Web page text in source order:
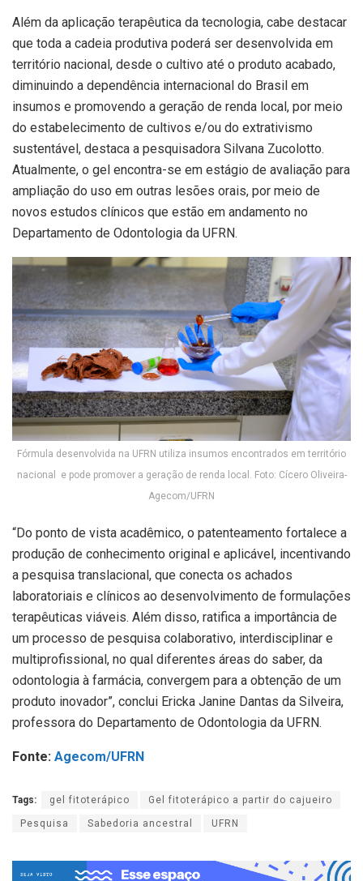
Além da aplicação terapêutica da tecnologia, cabe destacar
que toda a cadeia produtiva poderá ser desenvolvida em
território nacional, desde o cultivo até o produto acabado,
diminuindo a dependência internacional do Brasil em
insumos e promovendo a geração de renda local, por meio
do estabelecimento de cultivos e/ou do extrativismo
sustentável, destaca a pesquisadora Silvana Zucolotto.
Atualmente, o gel encontra-se em estágio de avaliação para
ampliação do uso em outras lesões orais, por meio de
novos estudos clínicos que estão em andamento no
Departamento de Odontologia da UFRN.
Fórmula desenvolvida na UFRN utiliza insumos encontrados em território
nacional e pode promover a geração de renda local. Foto: Cícero Oliveira-
Agecom/UFRN
“Do ponto de vista acadêmico, o patenteamento fortalece a
produção de conhecimento original e aplicável, incentivando
a pesquisa translacional, que conecta os achados
laboratoriais e clínicos ao desenvolvimento de formulações
terapêuticas viáveis. Além disso, ratifica a importância de
um processo de pesquisa colaborativo, interdisciplinar e
multiprofissional, no qual diferentes áreas do saber, da
odontologia à farmácia, convergem para a obtenção de um
produto inovador”, conclui Ericka Janine Dantas da Silveira,
professora do Departamento de Odontologia da UFRN.
Fonte: Agecom/UFRN
Tags: gel fitoterápico Gel fitoterápico a partir do cajueiro
Pesquisa Sabedoria ancestral UFRN